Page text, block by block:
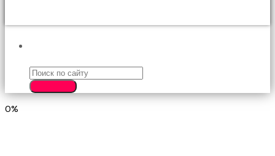
takılmaya
tombul
bakmaktan
hiç
bir
0%